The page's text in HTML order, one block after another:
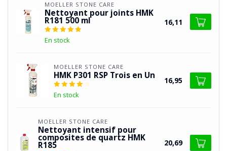
MOELLER STONE CARE
Nettoyant pour joints HMK
R181 500 ml
En stock
16,11
MOELLER STONE CARE
HMK P301 RSP Trois en Un
En stock
16,95
MOELLER STONE CARE
Nettoyant intensif pour
composites de quartz HMK
R185 20,69